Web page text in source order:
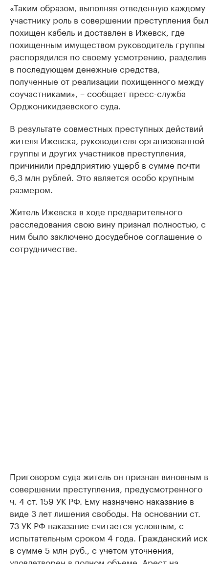
«Таким образом, выполняя отведенную каждому
участнику роль в совершении преступления был
похищен кабель и доставлен в Ижевск, где
похищенным имуществом руководитель группы
распорядился по своему усмотрению, разделив
в последующем денежные средства,
полученные от реализации похищенного между
соучастниками», – сообщает пресс-служба
Орджоникидзевского суда.
В результате совместных преступных действий
жителя Ижевска, руководителя организованной
группы и других участников преступления,
причинили предприятию ущерб в сумме почти
6,3 млн рублей. Это является особо крупным
размером.
Житель Ижевска в ходе предварительного
расследования свою вину признал полностью, с
ним было заключено досудебное соглашение о
сотрудничестве.
Приговором суда житель он признан виновным в
совершении преступления, предусмотренного
ч. 4 ст. 159 УК РФ. Ему назначено наказание в
виде 3 лет лишения свободы. На основании ст.
73 УК РФ наказание считается условным, с
испытательным сроком 4 года. Гражданский иск
в сумме 5 млн руб., с учетом уточнения,